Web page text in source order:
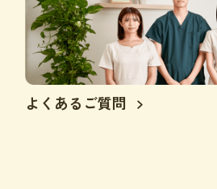
よくあるご質問